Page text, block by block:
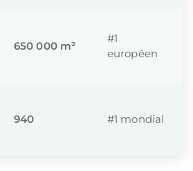
650 000 m²
#1
européen
940 #1 mondial